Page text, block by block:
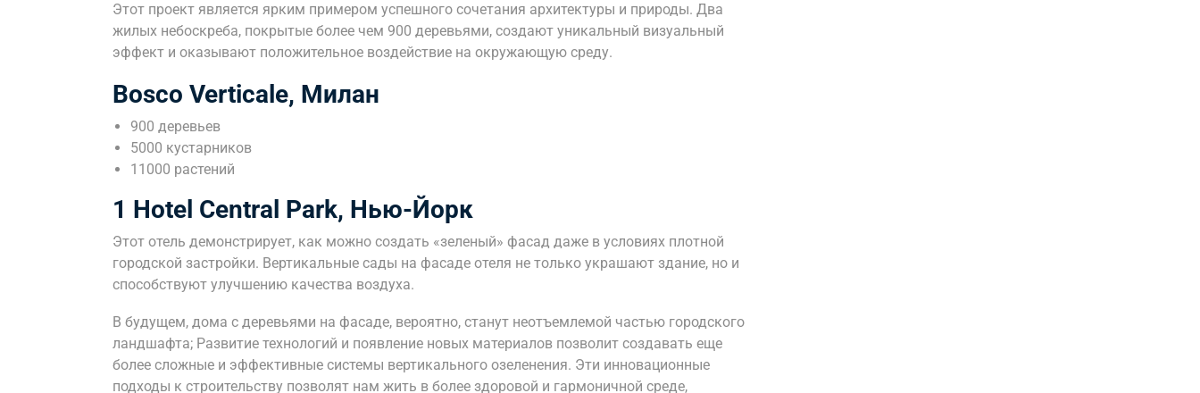
Этот проект является ярким примером успешного сочетания архитектуры и природы. Два
жилых небоскреба, покрытые более чем 900 деревьями, создают уникальный визуальный
эффект и оказывают положительное воздействие на окружающую среду.
Bosco Verticale, Милан
900 деревьев
5000 кустарников
11000 растений
1 Hotel Central Park, Нью-Йорк
Этот отель демонстрирует, как можно создать «зеленый» фасад даже в условиях плотной
городской застройки. Вертикальные сады на фасаде отеля не только украшают здание, но и
способствуют улучшению качества воздуха.
В будущем, дома с деревьями на фасаде, вероятно, станут неотъемлемой частью городского
ландшафта; Развитие технологий и появление новых материалов позволит создавать еще
более сложные и эффективные системы вертикального озеленения. Эти инновационные
подходы к строительству позволят нам жить в более здоровой и гармоничной среде,